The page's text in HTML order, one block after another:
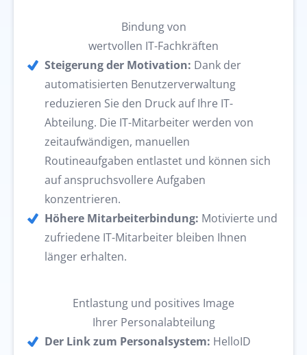
Bindung von
wertvollen IT-Fachkräften
Steigerung der Motivation: Dank der
automatisierten Benutzerverwaltung
reduzieren Sie den Druck auf Ihre IT-
Abteilung. Die IT-Mitarbeiter werden von
zeitaufwändigen, manuellen
Routineaufgaben entlastet und können sich
auf anspruchsvollere Aufgaben
konzentrieren.
Höhere Mitarbeiterbindung: Motivierte und
zufriedene IT-Mitarbeiter bleiben Ihnen
länger erhalten.
Entlastung und positives Image
Ihrer Personalabteilung
Der Link zum Personalsystem: HelloID